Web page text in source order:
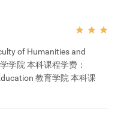
著的墨尔本应用经济社会
of Humanities and
学院 本科课程学费：
教育学院 本科课
  